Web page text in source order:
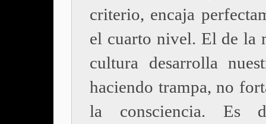
criterio, encaja
el cuarto nivel. El de la
cultura desarrolla
haciendo trampa, no
la consciencia. Es